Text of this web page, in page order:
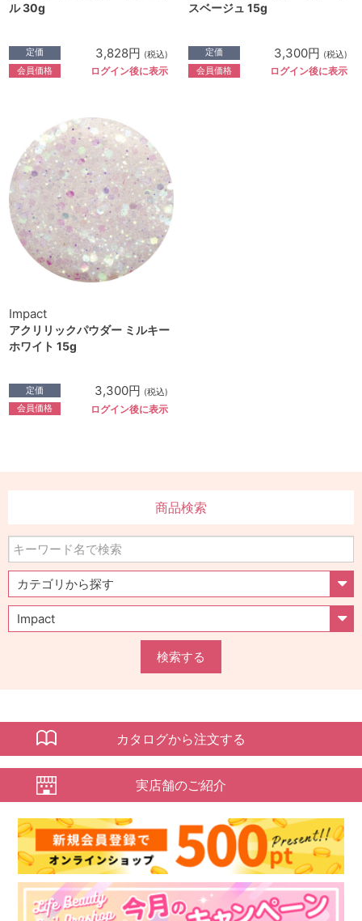
ル 30g
定価 3,828円 (税込)
会員価格 ログイン後に表示
スベージュ 15g
定価 3,300円 (税込)
会員価格 ログイン後に表示
Impact
アクリリックパウダー ミルキー
ホワイト 15g
定価 3,300円 (税込)
会員価格 ログイン後に表示
商品検索
検索する
カタログから注文する
実店舗のご紹介